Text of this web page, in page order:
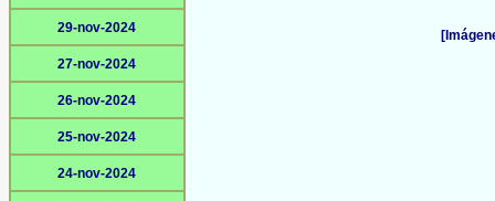
29-nov-2024
27-nov-2024
26-nov-2024
25-nov-2024
24-nov-2024